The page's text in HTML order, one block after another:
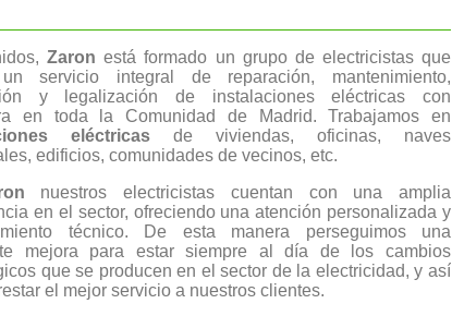
Zaron está formado un grupo de electricistas que
servicio integral de reparación, mantenimiento,
y legalización de instalaciones eléctricas con
en toda la Comunidad de Madrid. Trabajamos en
eléctricas de viviendas, oficinas, naves
edificios, comunidades de vecinos, etc.
nuestros electricistas cuentan con una amplia
en el sector, ofreciendo una atención personalizada y
técnico. De esta manera perseguimos una
mejora para estar siempre al día de los cambios
que se producen en el sector de la electricidad, y así
el mejor servicio a nuestros clientes.